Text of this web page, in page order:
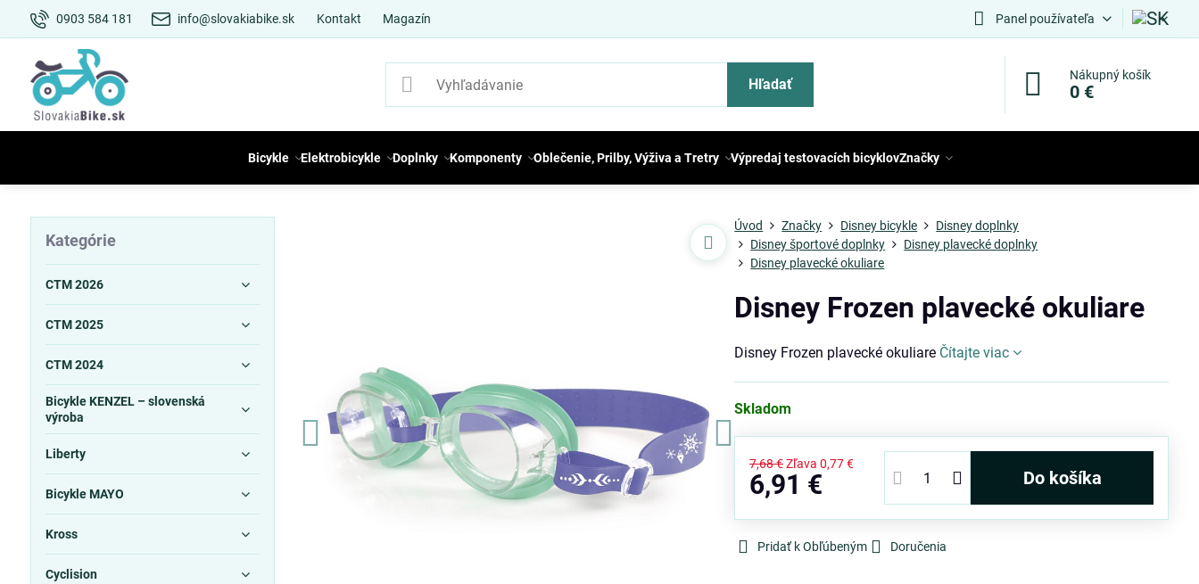
0903 584 181 info@slovakiabike.sk Kontakt Magazín Panel používateľa
Hľadať
Nákupný košík
0 €
Bicykle Elektrobicykle Doplnky Komponenty Oblečenie, Prilby, Výživa a Tretry Výpredaj testovacích bicyklovZnačky
Úvod Značky Disney bicykle
Disney doplnky
Disney športové doplnky
Disney plavecké doplnky
Disney plavecké okuliare
Disney Frozen plavecké okuliare
Disney Frozen plavecké okuliare Čítajte viac
Skladom
7,68 € Zľava 0,77 €
6,91 € Do košíka
Pridať k Obľúbeným Doručenia
Kategórie
CTM 2026
CTM 2025
CTM 2024
Bicykle KENZEL – slovenská
výroba
Liberty
Bicykle MAYO
Kross
Cyclision